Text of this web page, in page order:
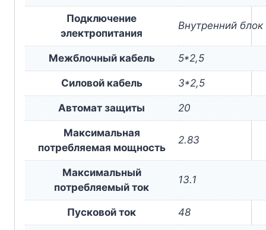
Подключение
электропитания
Внутренний блок
Межблочный кабель 5*2,5
Силовой кабель 3*2,5
Автомат защиты 20
Максимальная
потребляемая мощность
2.83
Максимальный
потребляемый ток
13.1
Пусковой ток 48